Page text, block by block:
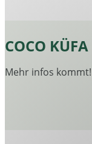
COCO KÜFA
Mehr infos kommt!